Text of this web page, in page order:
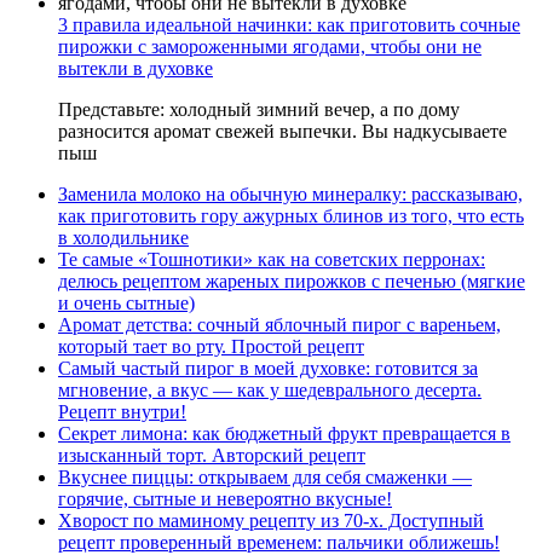
3 правила идеальной начинки: как приготовить сочные
пирожки с замороженными ягодами, чтобы они не
вытекли в духовке
Представьте: холодный зимний вечер, а по дому
разносится аромат свежей выпечки. Вы надкусываете
пыш
Заменила молоко на обычную минералку: рассказываю,
как приготовить гору ажурных блинов из того, что есть
в холодильнике
Те самые «Тошнотики» как на советских перронах:
делюсь рецептом жареных пирожков с печенью (мягкие
и очень сытные)
Аромат детства: сочный яблочный пирог с вареньем,
который тает во рту. Простой рецепт
Самый частый пирог в моей духовке: готовится за
мгновение, а вкус — как у шедеврального десерта.
Рецепт внутри!
Секрет лимона: как бюджетный фрукт превращается в
изысканный торт. Авторский рецепт
Вкуснее пиццы: открываем для себя смаженки —
горячие, сытные и невероятно вкусные!
Хворост по маминому рецепту из 70-х. Доступный
рецепт проверенный временем: пальчики оближешь!